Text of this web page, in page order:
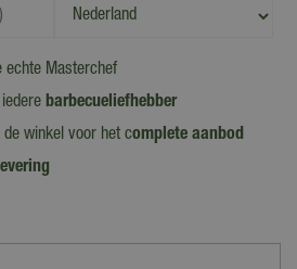
echte Masterchef
barbecueliefhebber
de winkel voor het complete aanbod